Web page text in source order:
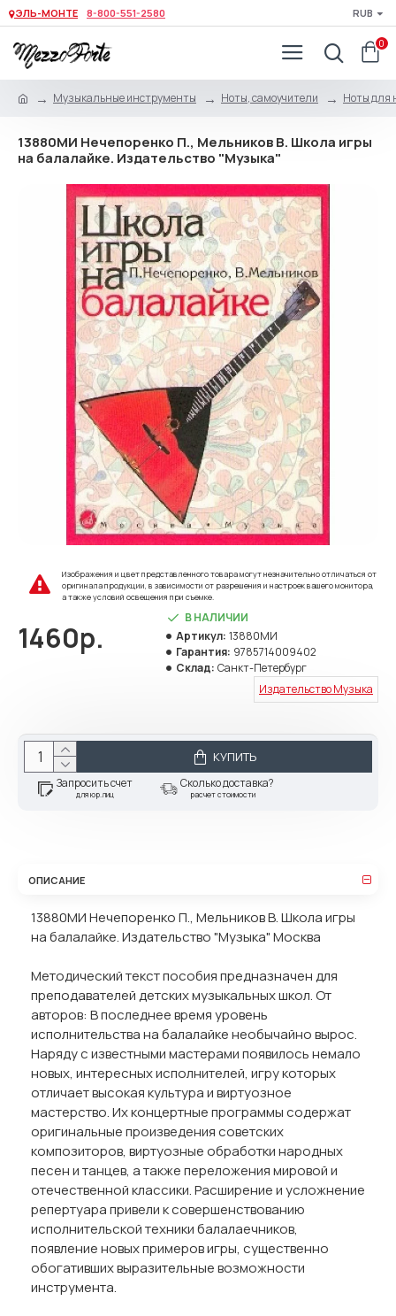
ЭЛЬ-МОНТЕ 8-800-551-2580 RUB
0
Музыкальные инструменты Ноты, самоучители Ноты для
13880МИ Нечепоренко П., Мельников В. Школа игры
на балалайке. Издательство "Музыка"
Изображения и цвет представленного товара могут незначительно отличаться от
оригинала продукции, в зависимости от разрешения и настроек вашего монитора,
а также условий освещения при съемке.
1460р.
В НАЛИЧИИ
Артикул: 13880МИ
Гарантия: 9785714009402
Склад: Санкт-Петербург
Издательство Музыка
КУПИТЬ
Запросить счет
для юр.лиц
Сколько доставка?
расчет стоимости
ОПИСАНИЕ
13880МИ Нечепоренко П., Мельников В. Школа игры
на балалайке. Издательство "Музыка" Москва
Методический текст пособия предназначен для
преподавателей детских музыкальных школ. От
авторов: В последнее время уровень
исполнительства на балалайке необычайно вырос.
Наряду с известными мастерами появилось немало
новых, интересных исполнителей, игру которых
отличает высокая культура и виртуозное
мастерство. Их концертные программы содержат
оригинальные произведения советских
композиторов, виртуозные обработки народных
песен и танцев, а также переложения мировой и
отечественной классики. Расширение и усложнение
репертуара привели к совершенствованию
исполнительской техники балалаечников,
появление новых примеров игры, существенно
обогативших выразительные возможности
инструмента.